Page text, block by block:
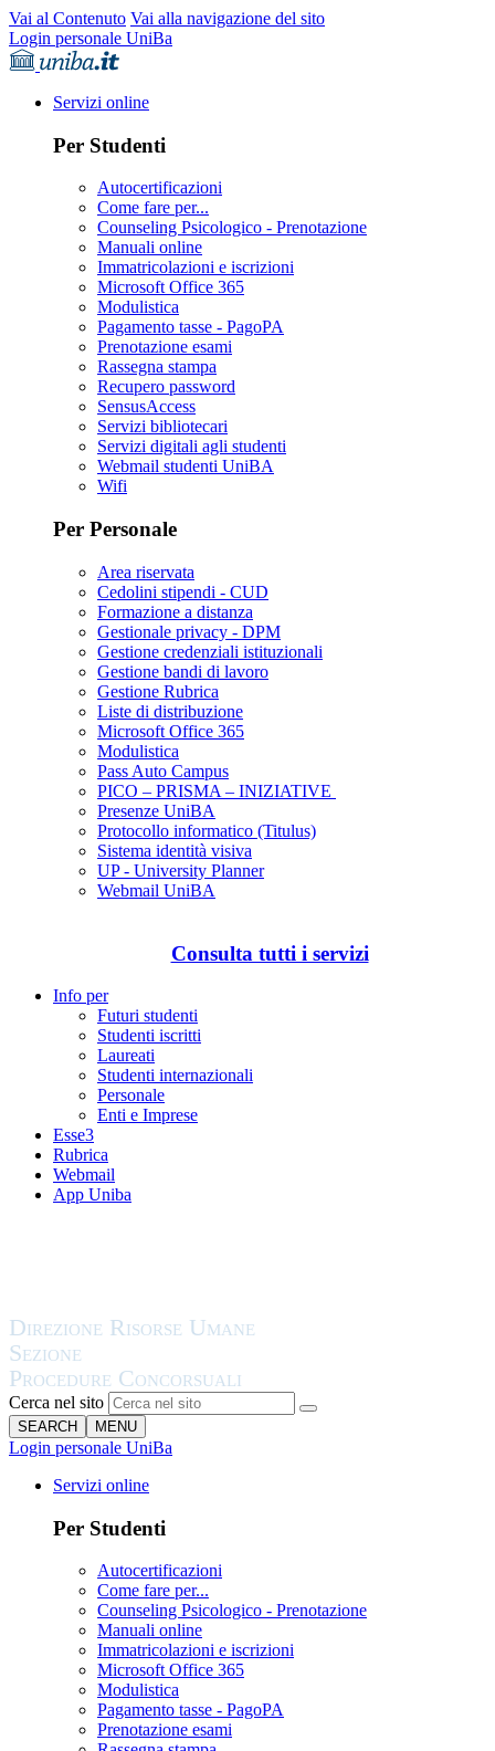
Vai al Contenuto Vai alla navigazione del sito
Login personale UniBa
Servizi online
Per Studenti
Autocertificazioni
Come fare per...
Counseling Psicologico - Prenotazione
Manuali online
Immatricolazioni e iscrizioni
Microsoft Office 365
Modulistica
Pagamento tasse - PagoPA
Prenotazione esami
Rassegna stampa
Recupero password
SensusAccess
Servizi bibliotecari
Servizi digitali agli studenti
Webmail studenti UniBA
Wifi
Per Personale
Area riservata
Cedolini stipendi - CUD
Formazione a distanza
Gestionale privacy - DPM
Gestione credenziali istituzionali
Gestione bandi di lavoro
Gestione Rubrica
Liste di distribuzione
Microsoft Office 365
Modulistica
Pass Auto Campus
PICO – PRISMA – INIZIATIVE
Presenze UniBA
Protocollo informatico (Titulus)
Sistema identità visiva
UP - University Planner
Webmail UniBA
Consulta tutti i servizi
Info per
Futuri studenti
Studenti iscritti
Laureati
Studenti internazionali
Personale
Enti e Imprese
Esse3
Rubrica
Webmail
App Uniba
Cerca nel sito
SEARCH MENU
Login personale UniBa
Servizi online
Per Studenti
Autocertificazioni
Come fare per...
Counseling Psicologico - Prenotazione
Manuali online
Immatricolazioni e iscrizioni
Microsoft Office 365
Modulistica
Pagamento tasse - PagoPA
Prenotazione esami